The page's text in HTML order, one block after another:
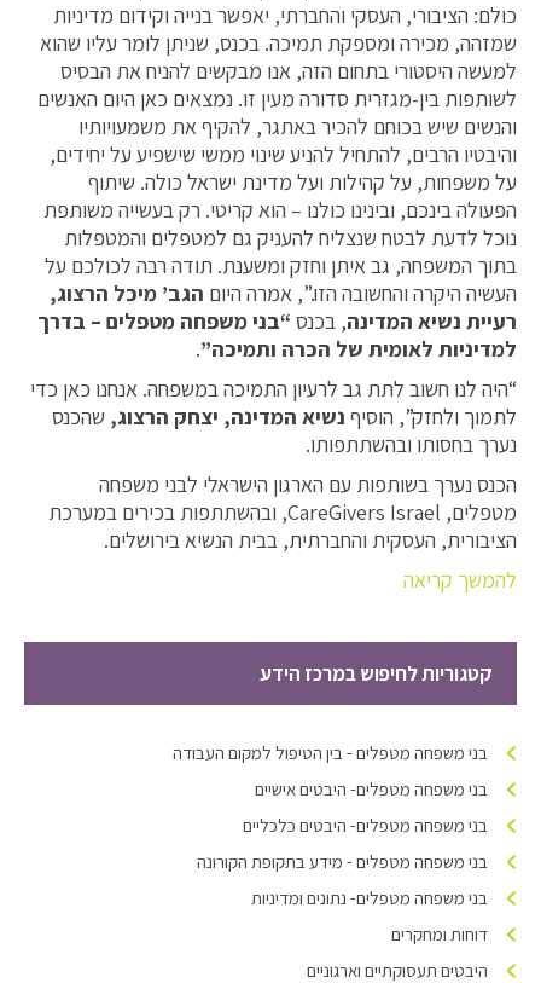
כולם: הציבורי, העסקי והחברתי, יאפשר בנייה וקידום מדיניות
שמזהה, מכירה ומספקת תמיכה. בכנס, שניתן לומר עליו שהוא
למעשה היסטורי בתחום הזה, אנו מבקשים להניח את הבסיס
לשותפות בין-מגזרית סדורה מעין זו. נמצאים כאן היום האנשים
והנשים שיש בכוחם להכיר באתגר, להקיף את משמעויותיו
והיבטיו הרבים, להתחיל להניע שינוי ממשי שישפיע על יחידים,
על משפחות, על קהילות ועל מדינת ישראל כולה. שיתוף
הפעולה בינכם, ובינינו כולנו – הוא קריטי. רק בעשייה משותפת
נוכל לדעת לבטח שנצליח להעניק גם למטפלים והמטפלות
בתוך המשפחה, גב איתן וחזק ומשענת. תודה רבה לכולכם על
העשיה היקרה והחשובה הזו.”, אמרה היום הגב’ מיכל הרצוג,
רעיית נשיא המדינה, בכנס “בני משפחה מטפלים – בדרך
למדיניות לאומית של הכרה ותמיכה”.
“היה לנו חשוב לתת גב לרעיון התמיכה במשפחה. אנחנו כאן כדי
לתמוך ולחזק”, הוסיף נשיא המדינה, יצחק הרצוג, שהכנס
נערך בחסותו ובהשתתפותו.
הכנס נערך בשותפות עם הארגון הישראלי לבני משפחה
מטפלים, CareGivers Israel, ובהשתתפות בכירים במערכת
הציבורית, העסקית והחברתית, בבית הנשיא בירושלים.
להמשך קריאה
קטגוריות לחיפוש במרכז הידע
בני משפחה מטפלים - בין הטיפול למקום העבודה
בני משפחה מטפלים- היבטים אישיים
בני משפחה מטפלים- היבטים כלכליים
בני משפחה מטפלים - מידע בתקופת הקורונה
בני משפחה מטפלים- נתונים ומדיניות
דוחות ומחקרים
היבטים תעסוקתיים וארגוניים